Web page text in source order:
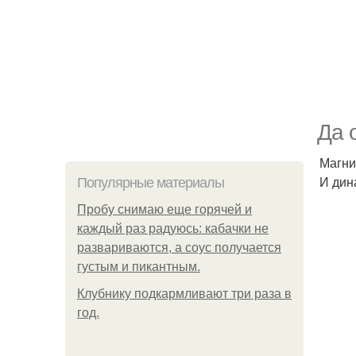
Да
Популярные материалы
Пробу снимаю еще горячей и
каждый раз радуюсь: кабачки не
развариваются, а соус получается
густым и пикантным.
Клубнику подкaрмливают три раза в
гoд.
И